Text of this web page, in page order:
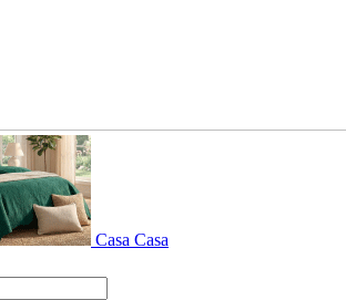
Casa Casa